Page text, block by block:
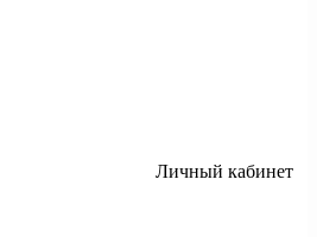
Личный кабинет